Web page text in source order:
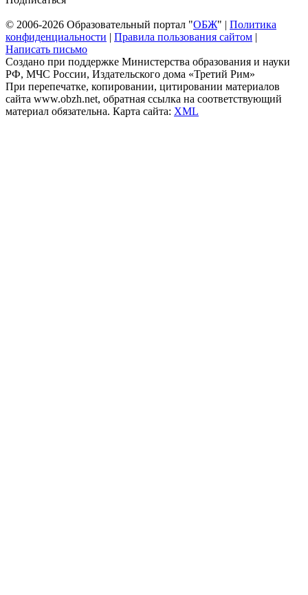
© 2006-2026 Образовательный портал "ОБЖ" | Политика
конфиденциальности | Правила пользования сайтом |
Написать письмо
Создано при поддержке Министерства образования и науки
РФ, МЧС России, Издательского дома «Третий Рим»
При перепечатке, копировании, цитировании материалов
сайта www.obzh.net, обратная ссылка на соответствующий
материал обязательна. Карта сайта: XML